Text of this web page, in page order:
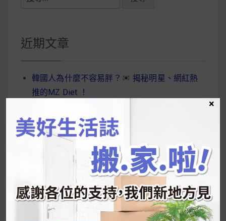
鍵
字:
近期文章
韓國人為什麼不容易胖？
揭秘明星、網紅熱
推的MZ Diet ！
年已經等不及帶這盒跟我的親戚、朋友們一起分
享～
2026 過年禮盒推薦｜五款百元健康伴手禮
停用猛健樂後會反彈嗎？作用解析＋停藥後體重
維持全攻略
公主營養師：飲食改變也是能快樂執行的！6 個
你一定要知道的技巧
×